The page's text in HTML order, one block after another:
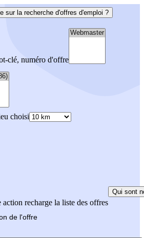
sur la recherche d'offres d'emploi ?
clé, numéro d'offre
choisi
action recharge la liste des offres
Qui sont
de l'offre